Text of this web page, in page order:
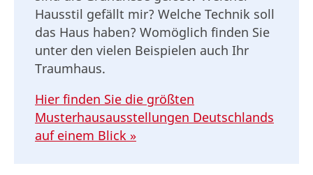
Hausstil gefällt mir? Welche Technik soll
das Haus haben? Womöglich finden Sie
unter den vielen Beispielen auch Ihr
Traumhaus.
Hier finden Sie die größten
Musterhausausstellungen Deutschlands
auf einem Blick »